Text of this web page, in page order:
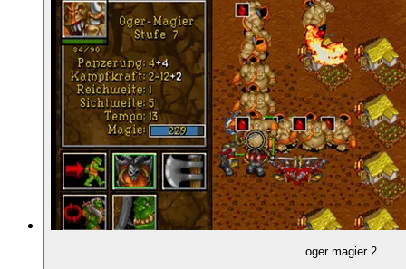
00:49:11 Ein grafischer Quantensprung: Super-VGA
00:50:59 Chris Metzen übernimmt die Erzählung
00:51:45 Episch-übersteigerter Stil
00:52:43 Warcraft 2 erscheint
Warcraft für Konsolen: The Dark Saga (1997)
oger magier 2